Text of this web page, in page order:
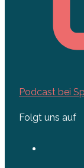
Podcast bei
Folgt uns auf